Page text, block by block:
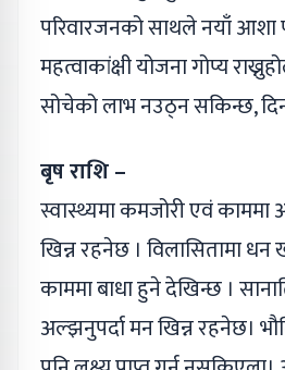
परिवारजनको साथले नयाँ आशा
महत्वाकांक्षी योजना गोप्य
सोचेको लाभ नउठ्न सकिन्छ,
बृष राशि –
स्वास्थ्यमा कमजोरी एवं
खिन्न रहनेछ । विलासितामा
काममा बाधा हुने देखिन्छ ।
अल्झनुपर्दा मन खिन्न रहनेछ।